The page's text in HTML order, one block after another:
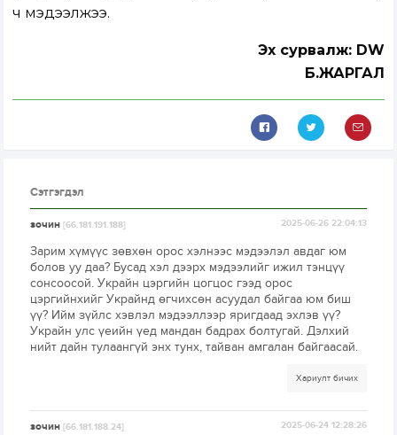
ч мэдээлжээ.
Эх сурвалж: DW
Б.ЖАРГАЛ
Сэтгэгдэл
зочин[66.181.191.188] 2025-06-26 22:04:13
Зарим хүмүүс зөвхөн орос хэлнээс мэдээлэл авдаг юм
болов уу даа? Бусад хэл дээрх мэдээлийг ижил тэнцүү
сонсоосой. Украйн цэргийн цогцос гээд орос
цэргийнхийг Украйнд өгчихсөн асуудал байгаа юм биш
үү? Ийм зүйлс хэвлэл мэдээллээр яригдаад эхлэв үү?
Украйн улс үеийн үед мандан бадрах болтугай. Дэлхий
нийт дайн тулаангүй энх тунх, тайван амгалан байгаасай.
Хариулт бичих
зочин[66.181.188.24] 2025-06-24 12:28:26